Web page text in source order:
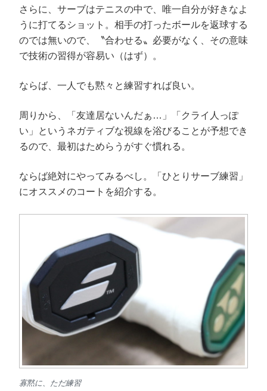
く
だ
さ
い
(
新
し
い
ウ
ド
ウ
き
ま
す
)
ィ
ド
ウ
で
開
き
ま
す
い
ウ
ィ
ン
ド
ウ
で
開
き
)
ン
ド
ウ
で
開
き
す
)
さらに、サーブはテニスの中で、唯一自分が好きなよ
うに打てるショット。相手の打ったボールを返球する
のでは無いので、〝合わせる〟必要がなく、その意味
で技術の習得が容易い（はず）。
ならば、一人でも黙々と練習すれば良い。
周りから、「友達居ないんだぁ…」「クライ人っぽ
い」というネガティブな視線を浴びることが予想でき
るので、最初はためらうがすぐ慣れる。
ならば絶対にやってみるべし。「ひとりサーブ練習」
にオススメのコートを紹介する。
寡黙に、ただ練習